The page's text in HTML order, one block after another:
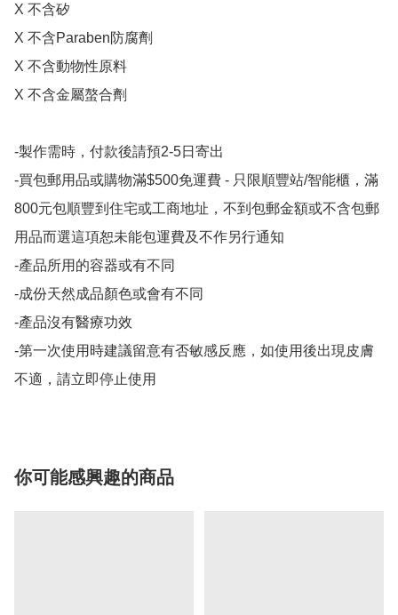
X 不含矽
X 不含Paraben防腐劑
X 不含動物性原料
X 不含金屬螯合劑
-製作需時，付款後請預2-5日寄出
-買包郵用品或購物滿$500免運費 - 只限順豐站/智能櫃，滿
800元包順豐到住宅或工商地址，不到包郵金額或不含包郵
用品而選這項恕未能包運費及不作另行通知
-產品所用的容器或有不同
-成份天然成品顏色或會有不同
-產品沒有醫療功效
-第一次使用時建議留意有否敏感反應，如使用後出現皮膚
不適，請立即停止使用
你可能感興趣的商品